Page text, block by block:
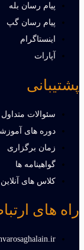
پیام رسان بله
پیام رسان گپ
اینستاگرام
آپارات
پشتیبانی
سئوالات متداول
دوره های
زمان برگزاری
گواهینامه ها
کلاس های آنلاین
راه های